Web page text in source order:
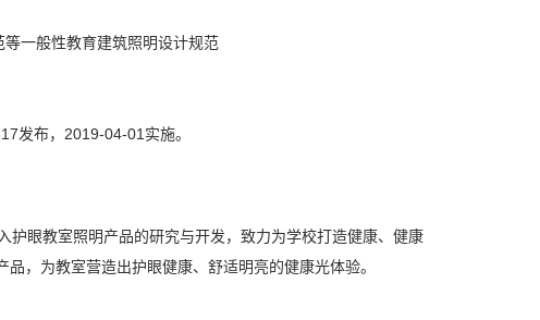
一般性教育建筑照明设计规范
发布，2019-04-01实施。
眼教室照明产品的研究与开发，致力为学校打造健康、健康
品，为教室营造出护眼健康、舒适明亮的健康光体验。